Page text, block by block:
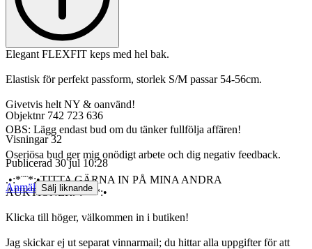
Elegant FLEXFIT keps med hel bak.
Elastisk för perfekt passform, storlek S/M passar 54-56cm.
Givetvis helt NY & oanvänd!
OBS: Lägg endast bud om du tänker fullfölja affären!
Oseriösa bud ger mig onödigt arbete och dig negativ feedback.
.•:*¨¨*:•TITTA GÄRNA IN PÅ MINA ANDRA
AUKTIONER.•:*¨¨*:•
Klicka till höger, välkommen in i butiken!
Jag skickar ej ut separat vinnarmail; du hittar alla uppgifter för att
Objektnr 742 723 636
Visningar 32
Publicerad 30 jul 10:28
Anmäl Sälj liknande